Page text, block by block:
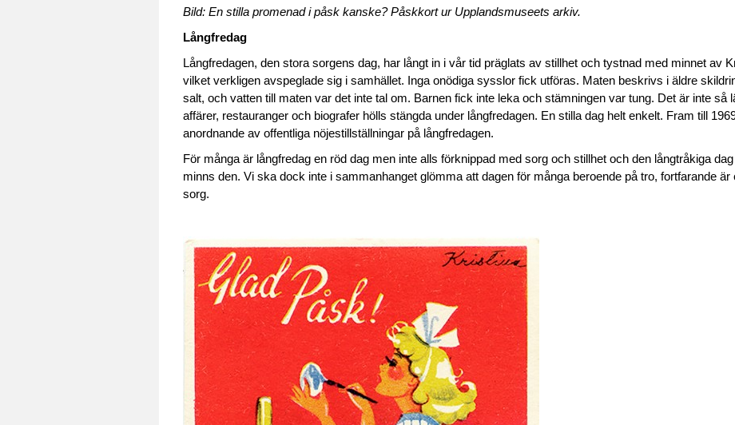
Bild: En stilla promenad i påsk kanske? Påskkort ur Upplandsmuseets arkiv.
Långfredag
Långfredagen, den stora sorgens dag, har långt in i vår tid präglats av stillhet och tystnad med minnet av
vilket verkligen avspeglade sig i samhället. Inga onödiga sysslor fick utföras. Maten beskrivs i äldre
salt, och vatten till maten var det inte tal om. Barnen fick inte leka och stämningen var tung. Det är inte så
affärer, restauranger och biografer hölls stängda under långfredagen. En stilla dag helt enkelt. Fram till
anordnande av offentliga nöjestillställningar på långfredagen.
För många är långfredag en röd dag men inte alls förknippad med sorg och stillhet och den långtråkiga
minns den. Vi ska dock inte i sammanhanget glömma att dagen för många beroende på tro, fortfarande
sorg.